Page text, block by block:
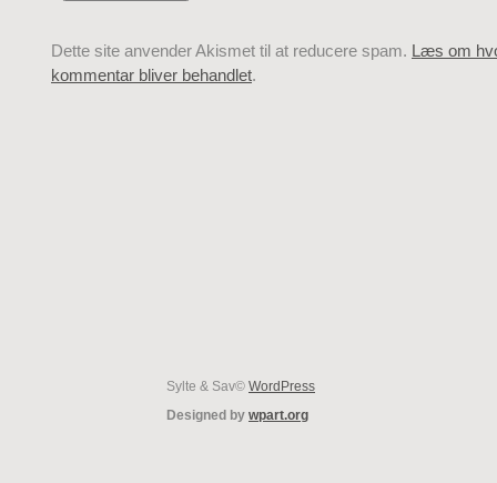
Dette site anvender Akismet til at reducere spam. Læs om
kommentar bliver behandlet.
Sylte & Sav© WordPress
Designed by wpart.org